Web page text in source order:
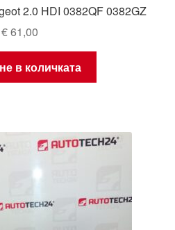
2.0 HDI 0382QF 0382GZ
€61,00
в количката